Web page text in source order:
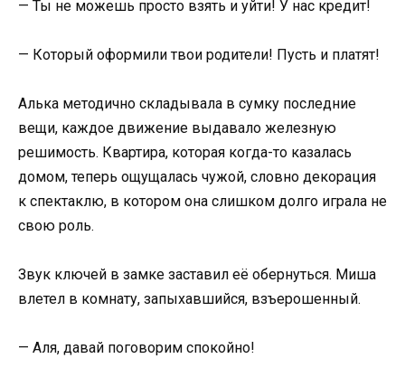
— Ты не можешь просто взять и уйти! У нас кредит!
— Который оформили твои родители! Пусть и платят!
Алька методично складывала в сумку последние
вещи, каждое движение выдавало железную
решимость. Квартира, которая когда-то казалась
домом, теперь ощущалась чужой, словно декорация
к спектаклю, в котором она слишком долго играла не
свою роль.
Звук ключей в замке заставил её обернуться. Миша
влетел в комнату, запыхавшийся, взъерошенный.
— Аля, давай поговорим спокойно!